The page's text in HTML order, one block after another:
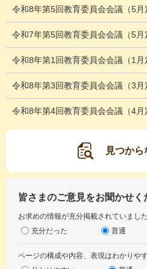
令和8年第5回教育委員会会議（5
令和7年第5回教育委員会会議（5
令和8年第1回教育委員会会議（1
令和8年第3回教育委員会会議（3
令和8年第4回教育委員会会議（4
見つか
皆さまのご意見をお聞かせく
お求めの情報が充分掲載されていまし
充分だった
普通
ページの構成や内容、表現はわかりや